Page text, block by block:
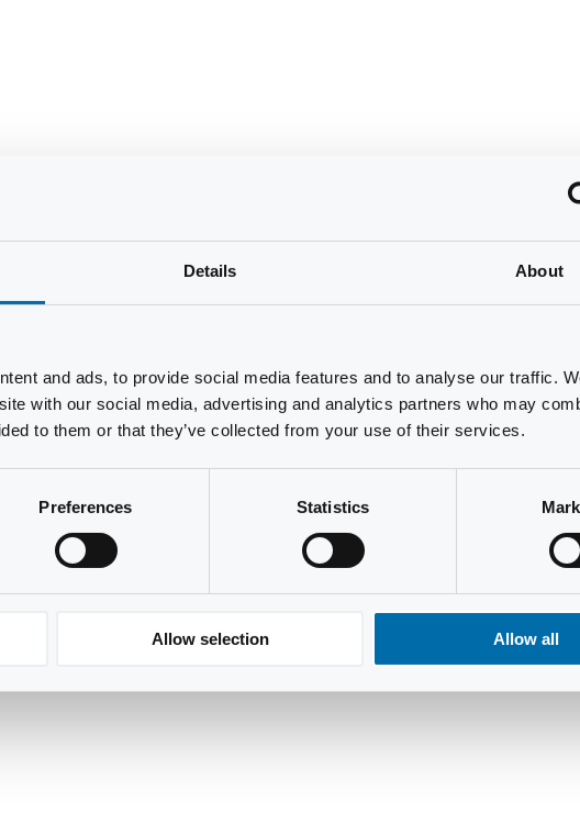
Details About
and ads, to provide social media features and to analyse our traffic.
with our social media, advertising and analytics partners who may
to them or that they’ve collected from your use of their services.
Preferences Statistics
Allow selection Allow all